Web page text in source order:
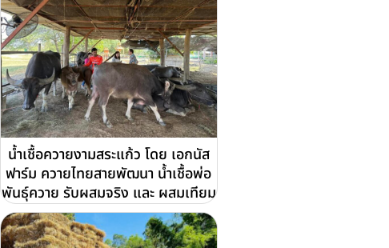
น้ำเชื้อควายงามสระแก้ว โดย เอกนัส
ฟาร์ม ควายไทยสายพัฒนา น้ำเชื้อพ่อ
พันธุ์ควาย รับผสมจริง และ ผสมเทียม